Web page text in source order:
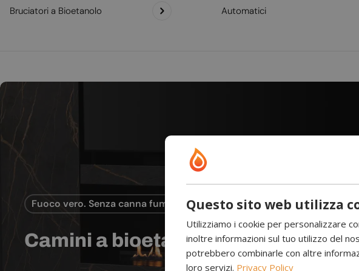
Bruciatori a Bioetanolo Automatici
Fuoco vero. Senza canna fumaria.
Camini a bioetanolo
Questo sito web utilizza
Utilizziamo i cookie per personalizzare
inoltre informazioni sul tuo utilizzo del
potrebbero combinarle con altre
loro servizi. Privacy Policy